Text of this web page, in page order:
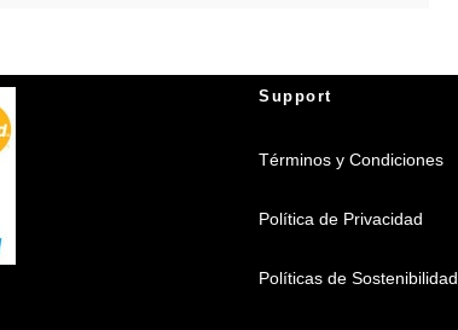
Support
Términos y Condiciones
Política de Privacidad
Políticas de Sostenibilidad